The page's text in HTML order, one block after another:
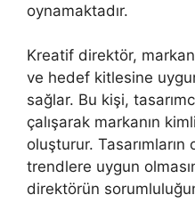
oynamaktadır.
Kreatif direktör,
ve hedef kitlesine
sağlar. Bu kişi,
çalışarak markanın
oluşturur.
trendlere uygun
direktörün